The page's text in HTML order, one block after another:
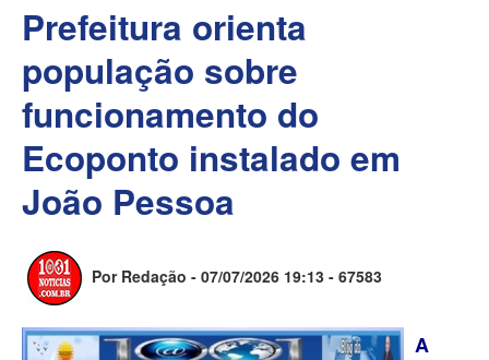
Prefeitura orienta
população sobre
funcionamento do
Ecoponto instalado em
João Pessoa
Por Redação - 07/07/2026 19:13 - 67583
A